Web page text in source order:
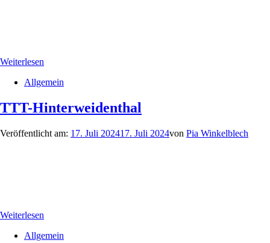
Weiterlesen
Allgemein
TTT-Hinterweidenthal
Veröffentlicht am: 17. Juli 202417. Juli 2024von Pia Winkelblech
Weiterlesen
Allgemein